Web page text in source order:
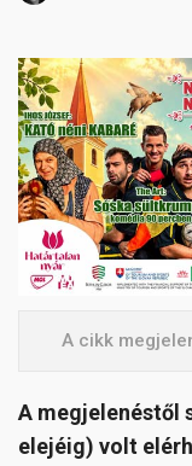
A cikk
A megjelenéstől
elejéig) volt